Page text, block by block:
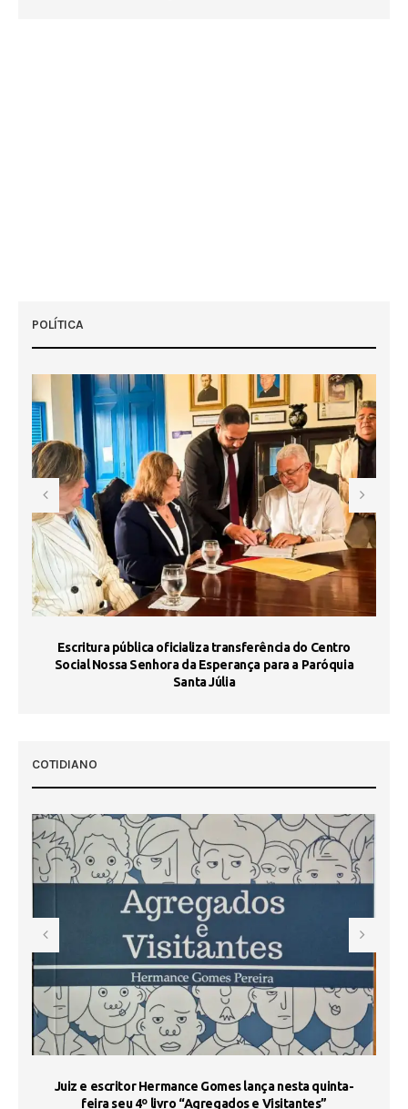
POLÍTICA
Escritura pública oficializa transferência do Centro
Social Nossa Senhora da Esperança para a Paróquia
Santa Júlia
COTIDIANO
Juiz e escritor Hermance Gomes lança nesta quinta-
feira seu 4º livro “Agregados e Visitantes”